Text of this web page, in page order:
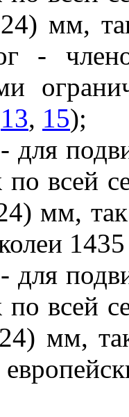
мм,
-
13, 15);
всей
мм,
всей
мм,